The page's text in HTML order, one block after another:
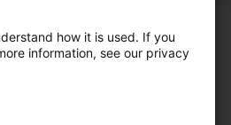
how it is used. If you
information, see our privacy